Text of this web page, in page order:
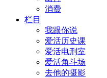
消费
栏目
我跟你说
爱活历史课
爱活电刑室
爱活角斗场
去他的摄影